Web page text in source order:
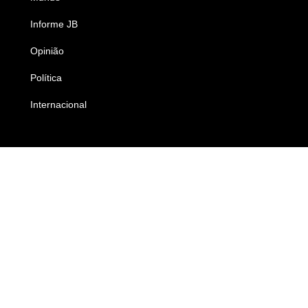
Informe JB
Opinião
Política
Internacional